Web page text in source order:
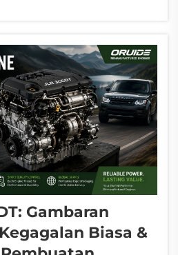
1.8T dan 2.0T Audi A4
diramalkan dan
Gambaran
Biasa &